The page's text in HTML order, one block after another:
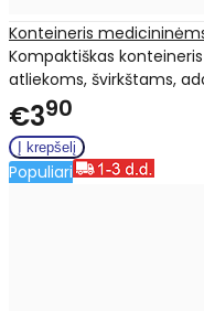
Konteineris
Kompaktiškas
atliekoms, švirkštams,
€390
Populiari